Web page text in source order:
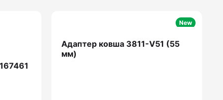
New
Адаптер ковша 3811-V51 (55
мм)